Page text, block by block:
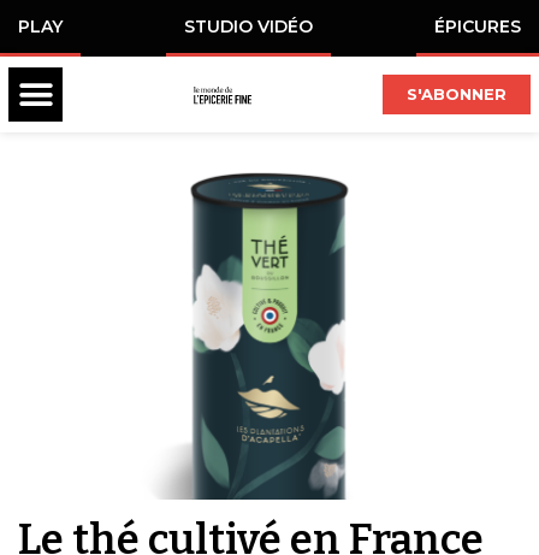
PLAY STUDIO VIDÉO ÉPICURES
S'ABONNER
Le thé cultivé en France